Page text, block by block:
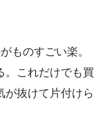
ものすごい楽。
。これだけでも買
が抜けて片付けら